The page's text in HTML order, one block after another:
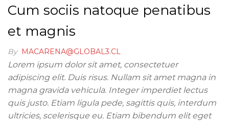
Cum sociis natoque penatibus
et magnis
By MACARENA@GLOBAL3.CL
Lorem ipsum dolor sit amet, consectetuer
adipiscing elit. Duis risus. Nullam sit amet magna in
magna gravida vehicula. Integer imperdiet lectus
quis justo. Etiam ligula pede, sagittis quis, interdum
ultricies, scelerisque eu. Etiam bibendum elit eget